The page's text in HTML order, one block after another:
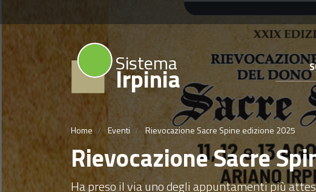
Sistema
Irpinia
Home Eventi Rievocazione Sacre Spine edizione 2025
Rievocazione Sacre
Ha preso il via uno degli appuntamenti più